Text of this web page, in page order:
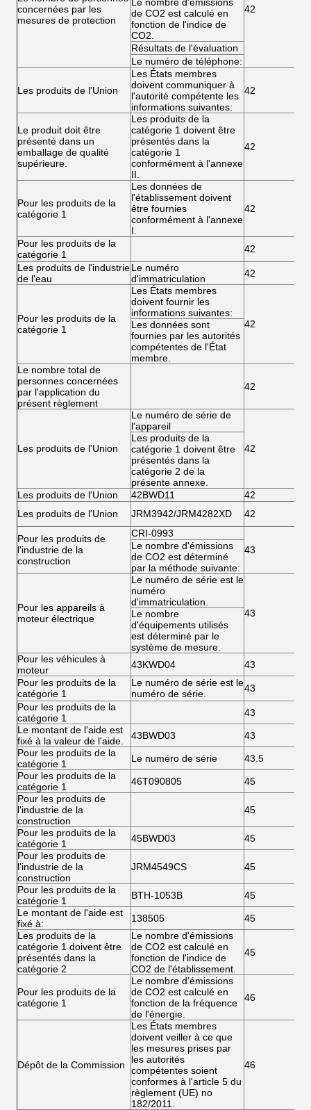
concernées par les
mesures de protection
42
de CO2 est calculé en
fonction de l'indice de
CO2.
Résultats de l'évaluation
Le numéro de téléphone:
Les produits de l'Union
Les États membres
doivent communiquer à
l'autorité compétente les
informations suivantes:
42
Le produit doit être
présenté dans un
emballage de qualité
supérieure.
Les produits de la
catégorie 1 doivent être
présentés dans la
catégorie 1
conformément à l'annexe
II.
42
Pour les produits de la
catégorie 1
Les données de
l'établissement doivent
être fournies
conformément à l'annexe
I.
42
Pour les produits de la
catégorie 1
42
Les produits de l'industrie
de l'eau
Le numéro
d'immatriculation
42
Pour les produits de la
catégorie 1
Les États membres
doivent fournir les
informations suivantes:
42
Les données sont
fournies par les autorités
compétentes de l'État
membre.
Le nombre total de
personnes concernées
par l'application du
présent règlement
42
Les produits de l'Union
Le numéro de série de
l'appareil
42
Les produits de la
catégorie 1 doivent être
présentés dans la
catégorie 2 de la
présente annexe.
Les produits de l'Union
42BWD11
42
Les produits de l'Union
JRM3942/JRM4282XD 42
Pour les produits de
l'industrie de la
construction
CRI-0993
43
Le nombre d'émissions
de CO2 est déterminé
par la méthode suivante:
Pour les appareils à
moteur électrique
Le numéro de série est le
numéro
d'immatriculation.
43
Le nombre
d'équipements utilisés
est déterminé par le
système de mesure.
Pour les véhicules à
moteur
43KWD04
43
Pour les produits de la
catégorie 1
Le numéro de série est le
numéro de série.
43
Pour les produits de la
catégorie 1
43
Le montant de l'aide est
fixé à la valeur de l'aide.
43BWD03
43
Pour les produits de la
catégorie 1
Le numéro de série
43.5
Pour les produits de la
catégorie 1
46T090805
45
Pour les produits de
l'industrie de la
construction
45
Pour les produits de la
catégorie 1
45BWD03
45
Pour les produits de
l'industrie de la
construction
JRM4549CS 45
Pour les produits de la
catégorie 1
BTH-1053B
45
Le montant de l'aide est
fixé à:
138505
45
Les produits de la
catégorie 1 doivent être
présentés dans la
catégorie 2
Le nombre d'émissions
de CO2 est calculé en
fonction de l'indice de
CO2 de l'établissement.
45
Pour les produits de la
catégorie 1
Le nombre d'émissions
de CO2 est calculé en
fonction de la fréquence
de l'énergie.
46
Dépôt de la Commission
Les États membres
doivent veiller à ce que
les mesures prises par
les autorités
compétentes soient
conformes à l'article 5 du
règlement (UE) no
182/2011.
46